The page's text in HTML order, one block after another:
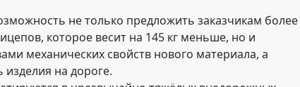
не только предложить заказчикам более
которое весит на 145 кг меньше, но и
механических свойств нового материала, а
на дороге.